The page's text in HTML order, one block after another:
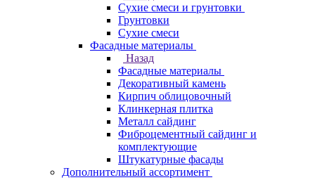
Сухие смеси и грунтовки
Грунтовки
Сухие смеси
Фасадные материалы
Назад
Фасадные материалы
Декоративный камень
Кирпич облицовочный
Клинкерная плитка
Металл сайдинг
Фиброцементный сайдинг и
комплектующие
Штукатурные фасады
Дополнительный ассортимент